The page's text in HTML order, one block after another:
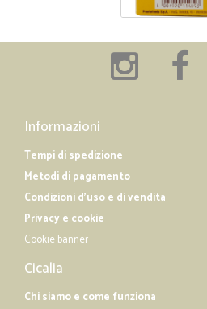
Informazioni
Tempi di spedizione
Metodi di pagamento
Condizioni d'uso e di vendita
Privacy e cookie
Cookie banner
Cicalia
Chi siamo e come funziona